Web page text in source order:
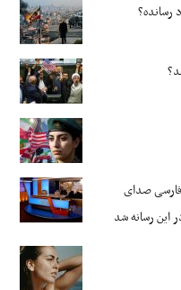
رسانده؟
فارسی صدای
این رسانه شد